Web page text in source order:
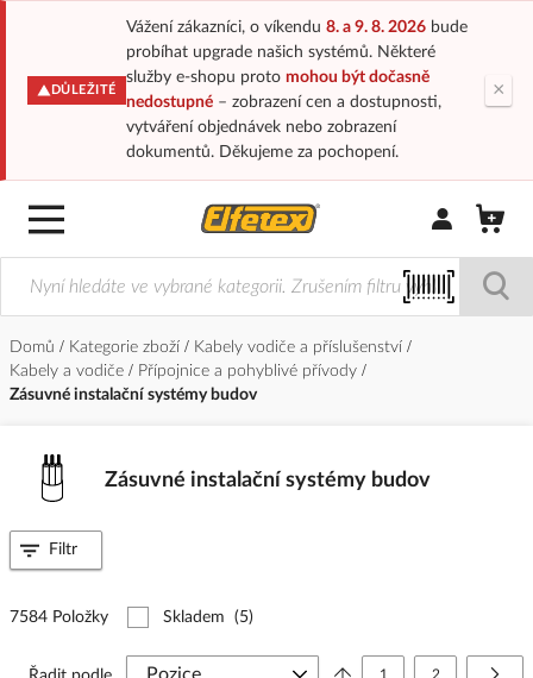
DŮLEŽITÉ
Vážení zákazníci, o víkendu 8. a 9. 8. 2026bude
probíhat upgrade našich systémů. Některé
služby e-shopu proto mohou být dočasně
nedostupné– zobrazení cen a dostupnosti,
vytváření objednávek nebo zobrazení
dokumentů. Děkujeme za pochopení.
×
Přihlásit/
Domů Kategorie zboží
Kabely vodiče a příslušenství
Kabely a vodiče
Přípojnice a pohyblivé přívody
Zásuvné instalační systémy budov
Zásuvné instalační systémy budov
7584 Položky Skladem (5)
Stránka
Právě si prohlížíte
1 Stránka
2
Filtr